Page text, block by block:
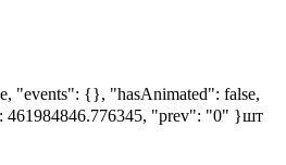
"events": {}, "hasAnimated": false,
"prev": "0" }шт